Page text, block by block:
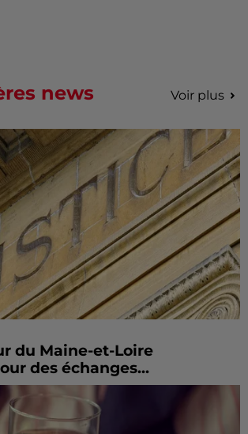
news Voir plus
du Maine-et-Loire
des échanges...